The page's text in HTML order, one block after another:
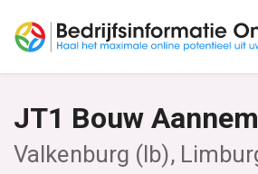
JT1 Bouw
Valkenburg (lb),